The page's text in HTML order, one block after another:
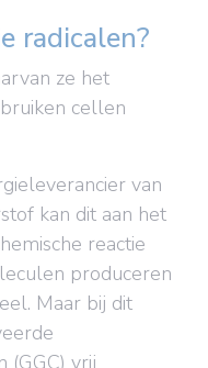
radicalen?
ze het
cellen
van
kan dit aan het
reactie
produceren
Maar bij dit